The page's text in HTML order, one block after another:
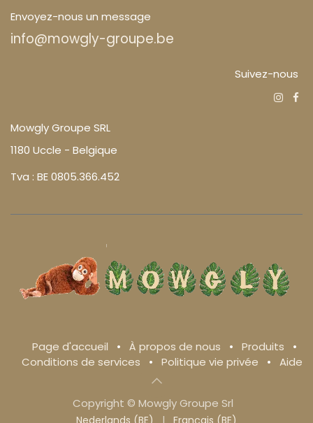
Envoyez-nous un message
info@mowgly-groupe.be
Suivez-nous
Mowgly Groupe SRL
1180 Uccle - Belgique
Tva : BE 0805.366.452
Page d'accueil • À propos de nous • Produits
•
Conditions de services
• Politique vie privée • Aide
Copyright © Mowgly Groupe Srl
Nederlands (BE) | Français (BE)